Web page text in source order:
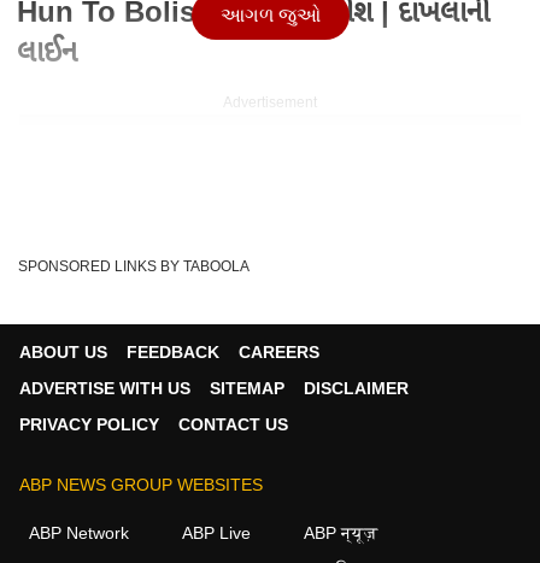
Hun To Bolish | હું તો બોલીશ | દાખલાની
લાઈન
Advertisement
15 May 2026 10:45 PM (IST)
હવે પરીક્ષાઓ પૂરી થયા બાદ શિષ્યાવૃત્તિનો લાભ મેળવવા, એડમિશન
મેળવવા, હોસ્ટેલનો કે પછી નોકરીનો લાભ લે...
આગળ જુઓ
SPONSORED LINKS BY TABOOLA
ABOUT US FEEDBACK
CAREERS
ADVERTISE WITH US
SITEMAP
DISCLAIMER
PRIVACY POLICY
CONTACT US
ABP NEWS GROUP WEBSITES
ABP Network ABP Live
ABP न्यूज़